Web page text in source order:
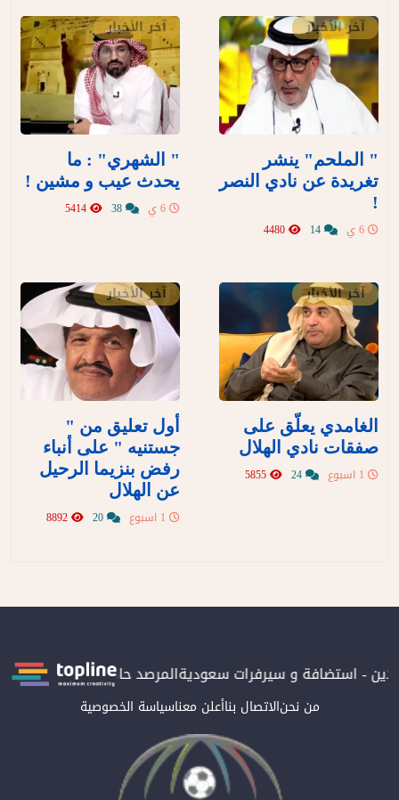
آخر الأخبار
" الملحم" ينشر
تغريدة عن نادي النصر
!
آخر الأخبار
" الشهري" : ما
يحدث عيب و مشين !
آخر الأخبار
الغامدي يعلّق على
صفقات نادي الهلال
آخر الأخبار
أول تعليق من "
جستنيه " على أنباء
رفض بنزيما الرحيل
عن الهلال
- استضافة و سيرفرات سعوديةالمرصد حاصلة على الترتيب
من نحنالاتصال بناأعلن معناسياسة الخصوصية